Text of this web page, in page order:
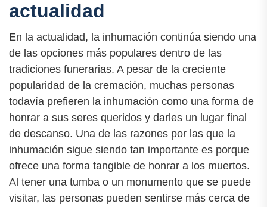
actualidad
En la actualidad, la inhumación continúa siendo una
de las opciones más populares dentro de las
tradiciones funerarias. A pesar de la creciente
popularidad de la cremación, muchas personas
todavía prefieren la inhumación como una forma de
honrar a sus seres queridos y darles un lugar final
de descanso. Una de las razones por las que la
inhumación sigue siendo tan importante es porque
ofrece una forma tangible de honrar a los muertos.
Al tener una tumba o un monumento que se puede
visitar, las personas pueden sentirse más cerca de